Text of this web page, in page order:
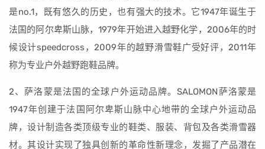
是no.1，既有悠久的历史，也有强大的技术。它1947年诞生于
法国的阿尔卑斯山脉，1979年开始进入越野化学，2006年的时
候设计speedcross，2009年的越野滑雪鞋广受好评，2011年
称为专业户外越野跑鞋品牌。
2、萨洛蒙是法国的全球户外运动品牌。SALOMON萨洛蒙是
1947年创建于法国阿尔卑斯山脉中心地带的全球户外运动品
牌，设计制造各类顶级专业的鞋类、服装、背包及各类滑雪器
材。其设计实现了独具创新的革命性新理念，发掘了产品潜在